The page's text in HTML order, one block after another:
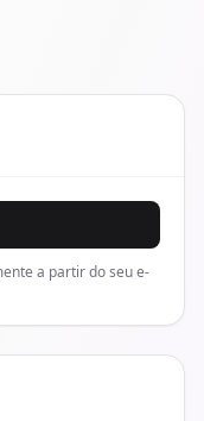
a partir do seu e-